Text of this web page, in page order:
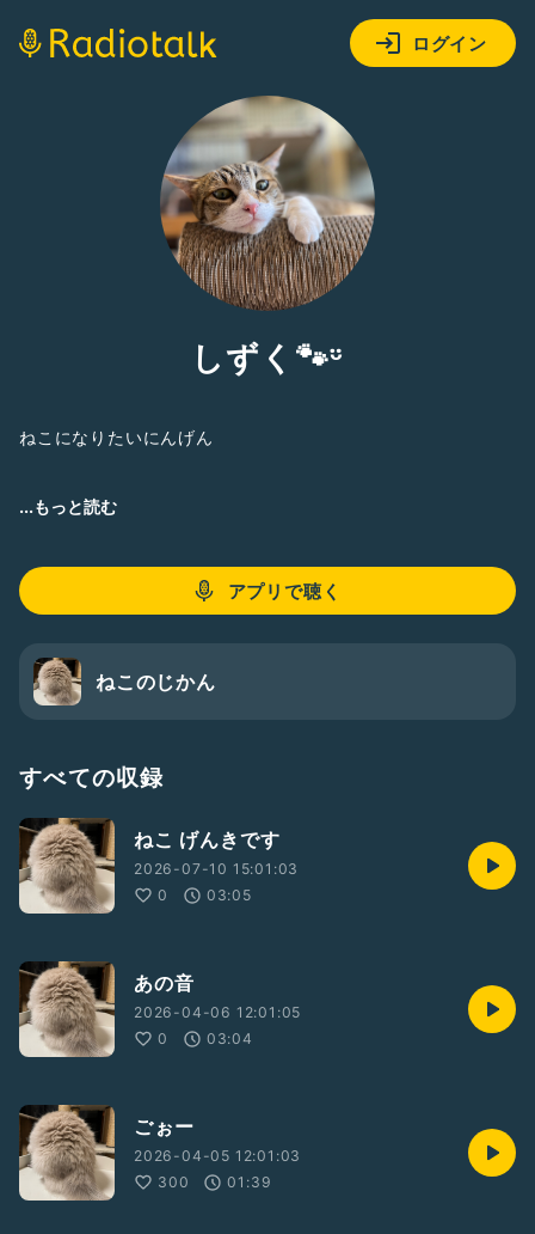
ログイン
しずく🐾ᵕ̈
ねこになりたいにんげん
...もっと読む
アプリで聴く
ねこのじかん
すべての収録
ねこ げんきです
2026-07-10 15:01:03
0
03:05
あの音
2026-04-06 12:01:05
0
03:04
ごぉー
2026-04-05 12:01:03
300
01:39